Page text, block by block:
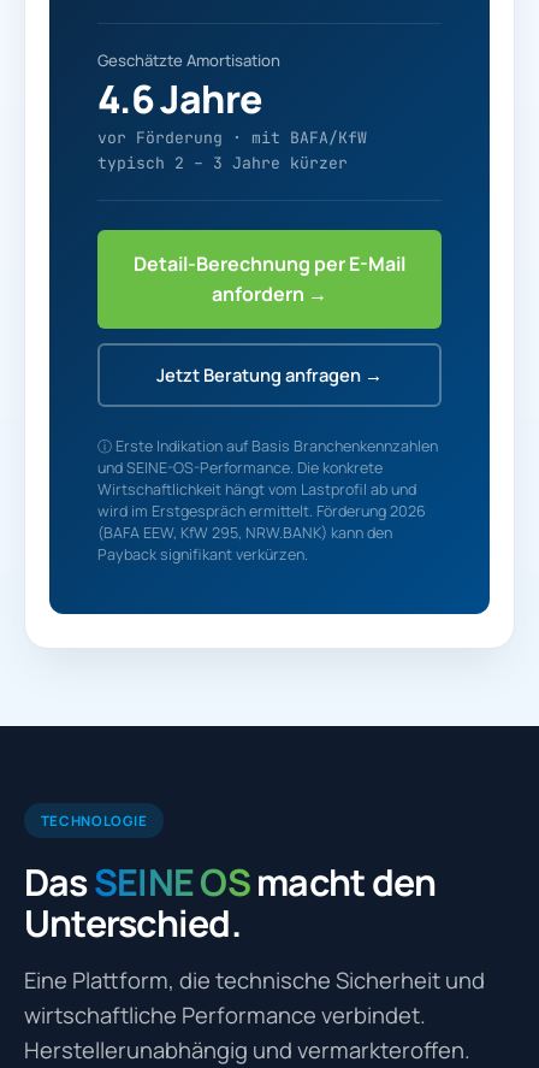
Geschätzte Amortisation
4.6 Jahre
vor Förderung · mit BAFA/KfW
typisch 2 – 3 Jahre kürzer
Detail-Berechnung per E-Mail
anfordern →
Jetzt Beratung anfragen →
ⓘ Erste Indikation auf Basis Branchenkennzahlen
und SEINE-OS-Performance. Die konkrete
Wirtschaftlichkeit hängt vom Lastprofil ab und
wird im Erstgespräch ermittelt. Förderung 2026
(BAFA EEW, KfW 295, NRW.BANK) kann den
Payback signifikant verkürzen.
TECHNOLOGIE
DasSEINE OSmacht den
Unterschied.
Eine Plattform, die technische Sicherheit und
wirtschaftliche Performance verbindet.
Herstellerunabhängig und vermarkteroffen.